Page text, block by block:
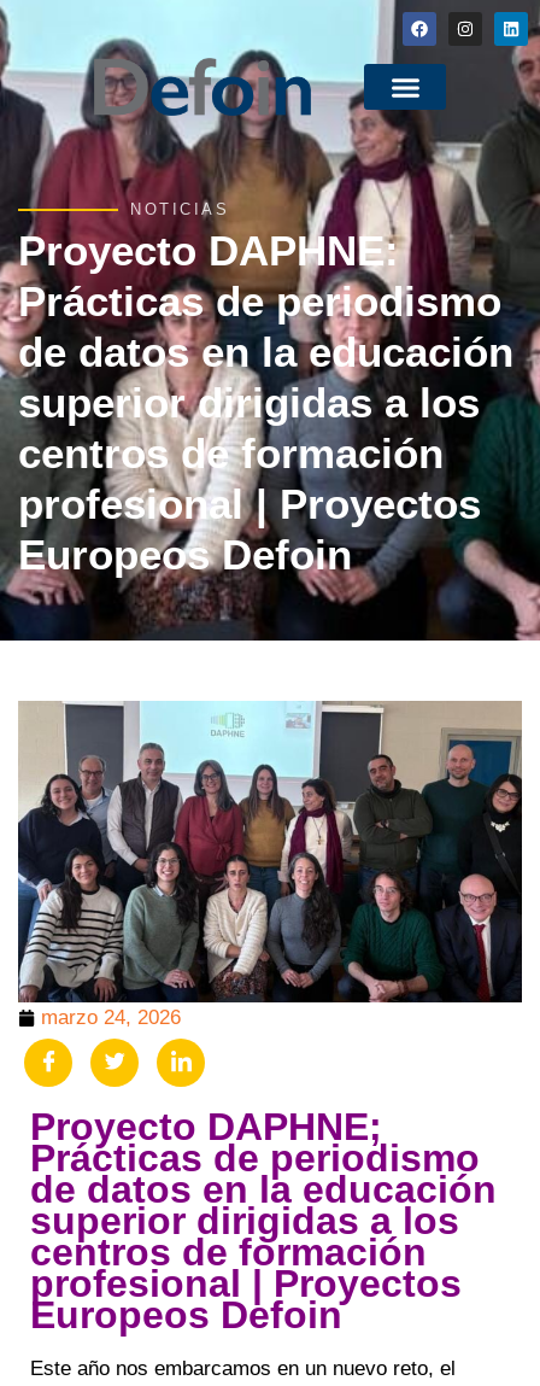
NOTICIAS
Proyecto DAPHNE:
Prácticas de periodismo
de datos en la educación
superior dirigidas a los
centros de formación
profesional | Proyectos
Europeos Defoin
marzo 24, 2026
Proyecto DAPHNE;
Prácticas de periodismo
de datos en la educación
superior dirigidas a los
centros de formación
profesional | Proyectos
Europeos Defoin
Este año nos embarcamos en un nuevo reto, el